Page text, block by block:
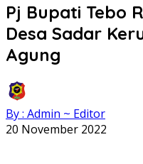
Pj Bupati Tebo
Desa Sadar
Agung
By : Admin ~ Editor
20 November 2022